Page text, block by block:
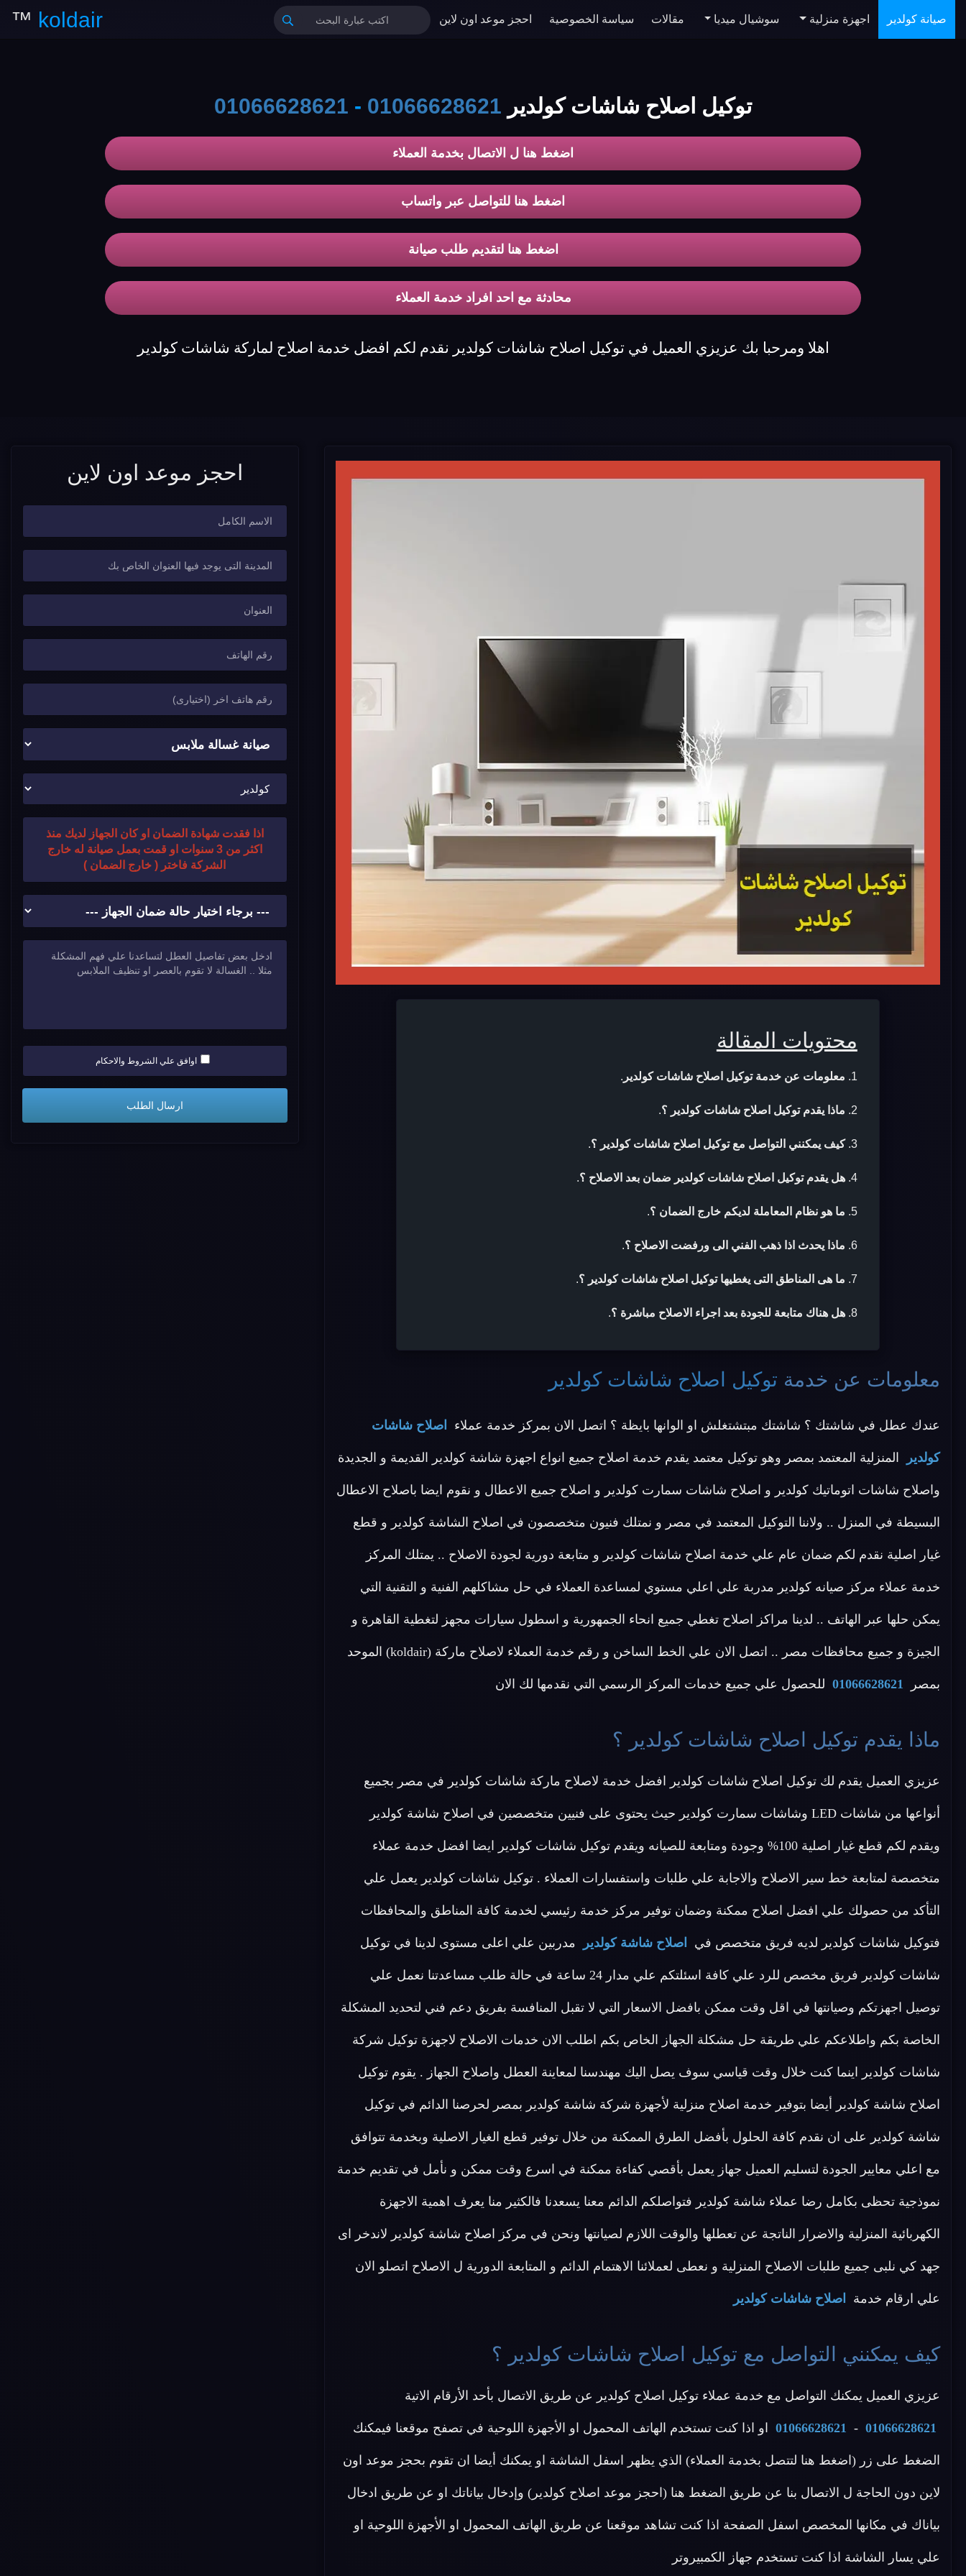
koldair
™ صيانة كولدير اجهزة منزلية سوشيال ميديا مقالات سياسة الخصوصية احجز موعد اون لاين
توكيل اصلاح شاشات كولدير 01066628621
-
01066628621
اضغط هنا ل الاتصال بخدمة العملاء
اضغط هنا للتواصل عبر واتساب
اضغط هنا لتقديم طلب صيانة
محادثة مع احد افراد خدمة العملاء
اهلا ومرحبا بك عزيزي العميل في توكيل اصلاح شاشات كولدير نقدم لكم افضل خدمة اصلاح لماركة شاشات كولدير
محتويات المقالة
معلومات عن خدمة توكيل اصلاح شاشات كولدير .
ماذا يقدم توكيل اصلاح شاشات كولدير ؟.
كيف يمكنني التواصل مع توكيل اصلاح شاشات كولدير ؟.
هل يقدم توكيل اصلاح شاشات كولدير ضمان بعد الاصلاح ؟.
ما هو نظام المعاملة لديكم خارج الضمان ؟.
ماذا يحدث اذا ذهب الفني الى ورفضت الاصلاح ؟.
ما هى المناطق التى يغطيها توكيل اصلاح شاشات كولدير ؟.
هل هناك متابعة للجودة بعد اجراء الاصلاح مباشرة ؟.
معلومات عن خدمة توكيل اصلاح شاشات كولدير
عندك عطل في شاشتك ؟ شاشتك مبتشتغلش او الوانها بايظة ؟ اتصل الان بمركز خدمة عملاء اصلاح شاشات
كولدير المنزلية المعتمد بمصر وهو توكيل معتمد يقدم خدمة اصلاح جميع انواع اجهزة شاشة كولدير القديمة و الجديدة
واصلاح شاشات اتوماتيك كولدير و اصلاح شاشات سمارت كولدير و اصلاح جميع الاعطال و نقوم ايضا باصلاح الاعطال
البسيطة في المنزل .. ولاننا التوكيل المعتمد في مصر و نمتلك فنيون متخصصون في اصلاح الشاشة كولدير و قطع
غيار اصلية نقدم لكم ضمان عام علي خدمة اصلاح شاشات كولدير و متابعة دورية لجودة الاصلاح .. يمتلك المركز
خدمة عملاء مركز صيانه كولدير مدربة علي اعلي مستوي لمساعدة العملاء في حل مشاكلهم الفنية و التقنية التي
يمكن حلها عبر الهاتف .. لدينا مراكز اصلاح تغطي جميع انحاء الجمهورية و اسطول سيارات مجهز لتغطية القاهرة و
الجيزة و جميع محافظات مصر .. اتصل الان علي الخط الساخن و رقم خدمة العملاء لاصلاح ماركة (koldair) الموحد
بمصر 01066628621 للحصول علي جميع خدمات المركز الرسمي التي نقدمها لك الان
ماذا يقدم توكيل اصلاح شاشات كولدير ؟
عزيزي العميل يقدم لك توكيل اصلاح شاشات كولدير افضل خدمة لاصلاح ماركة شاشات كولدير في مصر بجميع
أنواعها من شاشات LED وشاشات سمارت كولدير حيث يحتوى على فنيين متخصصين في اصلاح شاشة كولدير
ويقدم لكم قطع غيار اصلية 100% وجودة ومتابعة للصيانه ويقدم توكيل شاشات كولدير ايضا افضل خدمة عملاء
متخصصة لمتابعة خط سير الاصلاح والاجابة علي طلبات واستفسارات العملاء . توكيل شاشات كولدير يعمل علي
التأكد من حصولك علي افضل اصلاح ممكنة وضمان توفير مركز خدمة رئيسي لخدمة كافة المناطق والمحافظات
فتوكيل شاشات كولدير لديه فريق متخصص في اصلاح شاشة كولدير مدربين علي اعلى مستوى لدينا في توكيل
شاشات كولدير فريق مخصص للرد علي كافة اسئلتكم علي مدار 24 ساعة في حالة طلب مساعدتنا نعمل علي
توصيل اجهزتكم وصيانتها في اقل وقت ممكن بافضل الاسعار التي لا تقبل المنافسة بفريق دعم فني لتحديد المشكلة
الخاصة بكم واطلاعكم علي طريقة حل مشكلة الجهاز الخاص بكم اطلب الان خدمات الاصلاح لاجهزة توكيل شركة
شاشات كولدير اينما كنت خلال وقت قياسي سوف يصل اليك مهندسنا لمعاينة العطل واصلاح الجهاز . يقوم توكيل
اصلاح شاشة كولدير أيضا بتوفير خدمة اصلاح منزلية لأجهزة شركة شاشة كولدير بمصر لحرصنا الدائم في توكيل
شاشة كولدير على ان نقدم كافة الحلول بأفضل الطرق الممكنة من خلال توفير قطع الغيار الاصلية وبخدمة تتوافق
مع اعلي معايير الجودة لتسليم العميل جهاز يعمل بأقصي كفاءة ممكنة في اسرع وقت ممكن و نأمل في تقديم خدمة
نموذجية تحظى بكامل رضا عملاء شاشة كولدير فتواصلكم الدائم معنا يسعدنا فالكثير منا يعرف اهمية الاجهزة
الكهربائية المنزلية والاضرار الناتجة عن تعطلها والوقت اللازم لصيانتها ونحن في مركز اصلاح شاشة كولدير لاندخر اى
جهد كي نلبى جميع طلبات الاصلاح المنزلية و نعطى لعملائنا الاهتمام الدائم و المتابعة الدورية ل الاصلاح اتصلو الان
علي ارقام خدمة اصلاح شاشات كولدير
كيف يمكنني التواصل مع توكيل اصلاح شاشات كولدير ؟
عزيزي العميل يمكنك التواصل مع خدمة عملاء توكيل اصلاح كولدير عن طريق الاتصال بأحد الأرقام الاتية
01066628621
-
01066628621 او اذا كنت تستخدم الهاتف المحمول او الأجهزة اللوحية في تصفح موقعنا فيمكنك
الضغط على زر (اضغط هنا لتتصل بخدمة العملاء) الذي يظهر اسفل الشاشة او يمكنك أيضا ان تقوم بحجز موعد اون
لاين دون الحاجة ل الاتصال بنا عن طريق الضغط هنا (احجز موعد اصلاح كولدير) وإدخال بياناتك او عن طريق ادخال
بياناك في مكانها المخصص اسفل الصفحة اذا كنت تشاهد موقعنا عن طريق الهاتف المحمول او الأجهزة اللوحية او
علي يسار الشاشة اذا كنت تستخدم جهاز الكمبيروتر
احجز موعد اون لاين
اذا فقدت شهادة الضمان او كان الجهاز لديك منذ
اكثر من 3 سنوات او قمت بعمل صيانة له خارج
الشركة فاختر ( خارج الضمان )
اوافق علي الشروط والاحكام